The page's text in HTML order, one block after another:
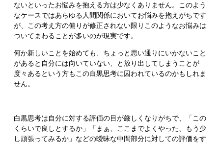
ないといったお悩みを抱える方は少なくありません。このよう
なケースではあらゆる人間関係においてお悩みを抱えがちです
が、この考え方の偏りが修正されない限りこのようなお悩みは
ついてまわることが多いのが現実です。
何か新しいことを始めても、ちょっと思い通りにいかないこと
があると自分には向いていない、と放り出してしまうことが
度々あるという方もこの白黒思考に囚われているのかもしれま
せん。
白黒思考は自分に対する評価の目が厳しくなりがちで、「この
くらいで良しとするか」「まぁ、ここまでよくやった、もう少
し頑張ってみるか」などの曖昧な中間部分に対しての評価をす